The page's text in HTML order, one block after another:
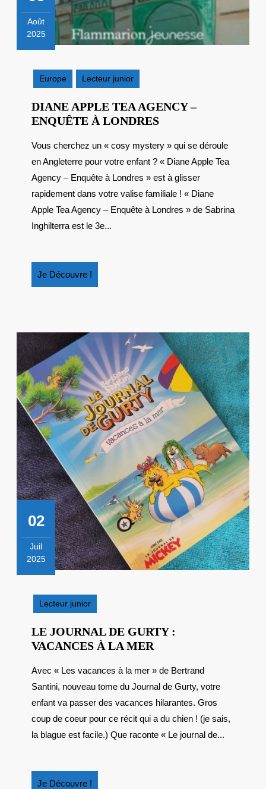
Août
2025
2025
Europe
Lecteur junior
DIANE APPLE TEA AGENCY –
ENQUÊTE À LONDRESDIANE
TEA
AGENCY
–
ENQUÊTE
À
Vous cherchez un « cosy mystery » qui se déroule
en Angleterre pour votre enfant ? « Diane Apple Tea
Agency – Enquête à Londres » est à glisser
rapidement dans votre valise familiale ! « Diane
Apple Tea Agency – Enquête à Londres » de Sabrina
Inghilterra est le 3e...
Je Découvre !
Découvre
02
Juil
2025
2025
Lecteur junior
LE JOURNAL DE GURTY :
VACANCES À LA MER
DE
GURTY
:
VACANCES
À
Avec « Les vacances à la mer » de Bertrand
Santini, nouveau tome du Journal de Gurty, votre
enfant va passer des vacances hilarantes. Gros
coup de coeur pour ce récit qui a du chien ! (je sais,
la blague est facile.) Que raconte « Le journal de...
Je Découvre !